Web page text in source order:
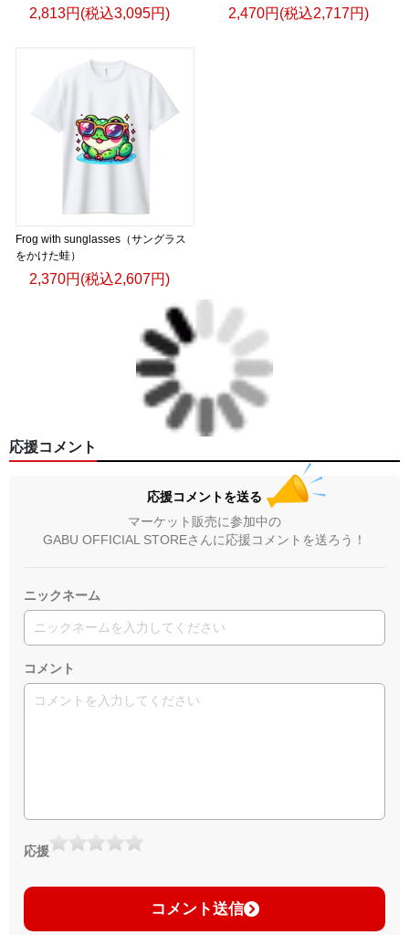
2,813円(税込3,095円) 2,470円(税込2,717円)
Frog with sunglasses（サングラス
をかけた蛙）
2,370円(税込2,607円)
応援コメント
応援コメントを送る
マーケット販売に参加中の
GABU OFFICIAL STOREさんに応援コメントを送ろう！
ニックネーム
コメント
応援
コメント送信